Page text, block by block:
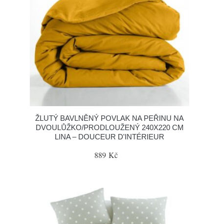
ŽLUTÝ BAVLNĚNÝ POVLAK NA PEŘINU NA
DVOULŮŽKO/PRODLOUŽENÝ 240X220 CM
LINA – DOUCEUR D'INTÉRIEUR
889 Kč